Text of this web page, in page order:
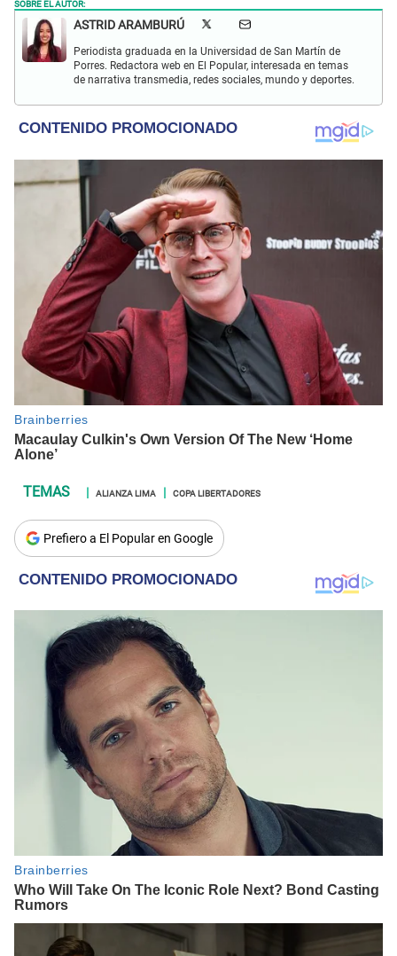
SOBRE EL AUTOR:
ASTRID ARAMBURÚ
Periodista graduada en la Universidad de San Martín de
Porres. Redactora web en El Popular, interesada en temas
de narrativa transmedia, redes sociales, mundo y deportes.
ALIANZA LIMA COPA LIBERTADORES
Prefiero a El Popular en Google